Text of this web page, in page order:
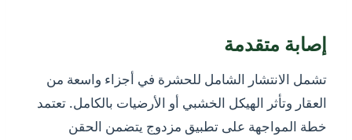
إصابة متقدمة
تشمل الانتشار الشامل للحشرة في أجزاء واسعة من
العقار وتأثر الهيكل الخشبي أو الأرضيات بالكامل. تعتمد
خطة المواجهة على تطبيق مزدوج يتضمن الحقن